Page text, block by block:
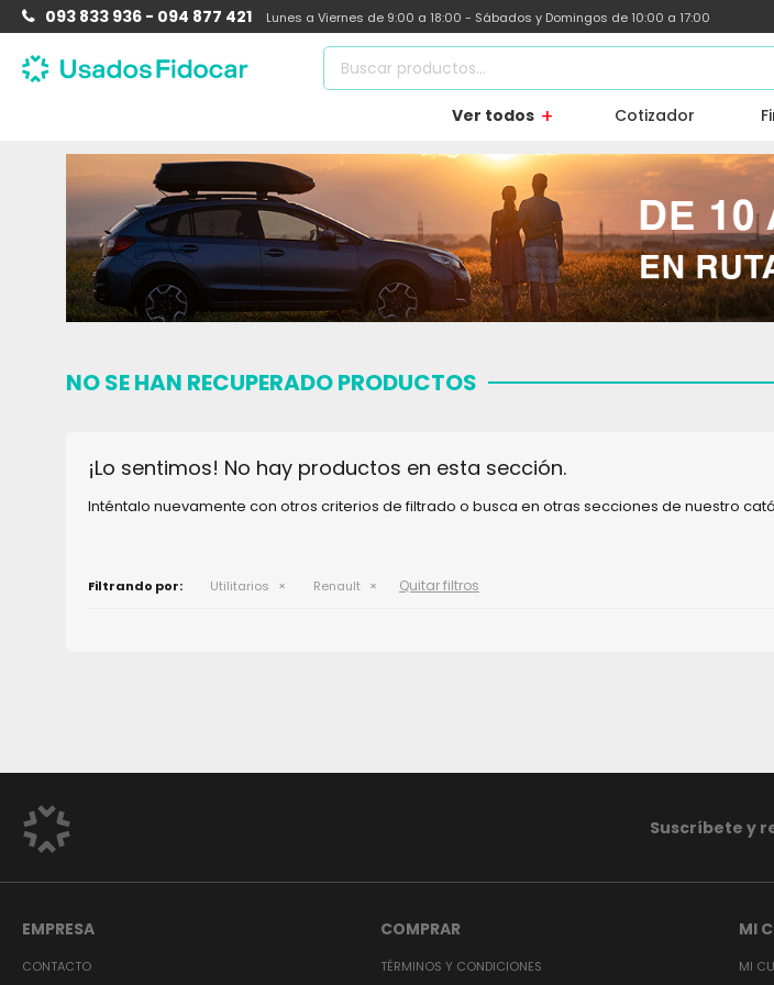
Ver todos Cotizador
093 833 936 - 094 877 421 Lunes a Viernes de 9:00 a 18:00 - Sábados y Domingos de 10:00 a 17:00
NO SE HAN RECUPERADO PRODUCTOS
¡Lo sentimos! No hay productos en esta sección.
Inténtalo nuevamente con otros criterios de filtrado o busca en otras secciones de nuestro
Filtrando por: Utilitarios Renault Quitar filtros
EMPRESA
CONTACTO
COMPRAR
TÉRMINOS Y CONDICIONES
MI
MI
Suscríbete y